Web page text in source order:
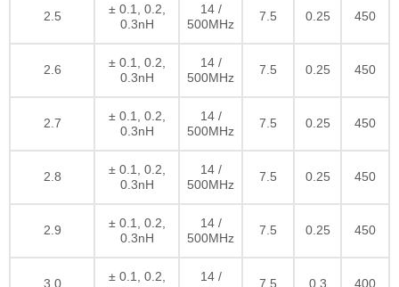
2.5
± 0.1, 0.2,
0.3nH
14 /
500MHz
7.5 0.25 450
2.6
± 0.1, 0.2,
0.3nH
14 /
500MHz
7.5 0.25 450
2.7
± 0.1, 0.2,
0.3nH
14 /
500MHz
7.5 0.25 450
2.8
± 0.1, 0.2,
0.3nH
14 /
500MHz
7.5 0.25 450
2.9
± 0.1, 0.2,
0.3nH
14 /
500MHz
7.5 0.25 450
3.0
± 0.1, 0.2,
14 /
7.5 0.3 400